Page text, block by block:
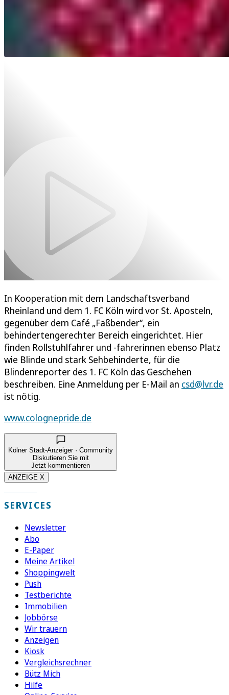
In Kooperation mit dem Landschaftsverband
Rheinland und dem 1. FC Köln wird vor St. Aposteln,
gegenüber dem Café „Faßbender“, ein
behindertengerechter Bereich eingerichtet. Hier
finden Rollstuhlfahrer und -fahrerinnen ebenso Platz
wie Blinde und stark Sehbehinderte, für die
Blindenreporter des 1. FC Köln das Geschehen
beschreiben. Eine Anmeldung per E-Mail an csd@lvr.de
ist nötig.
www.colognepride.de
Kölner Stadt-Anzeiger · Community
Diskutieren Sie mit
Jetzt kommentieren
ANZEIGE X
SERVICES
Newsletter
Abo
E-Paper
Meine Artikel
Shoppingwelt
Push
Testberichte
Immobilien
Jobbörse
Wir trauern
Anzeigen
Kiosk
Vergleichsrechner
Bütz Mich
Hilfe